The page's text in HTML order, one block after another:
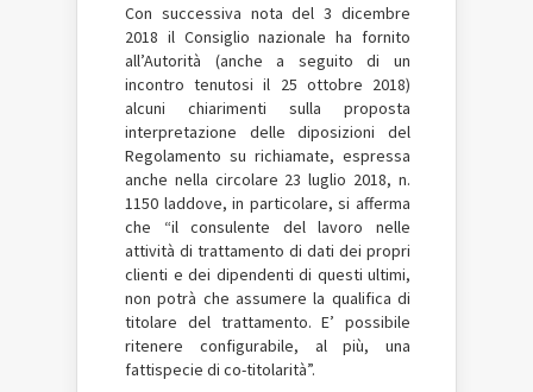
Con successiva nota del 3 dicembre
2018 il Consiglio nazionale ha fornito
all’Autorità (anche a seguito di un
incontro tenutosi il 25 ottobre 2018)
alcuni chiarimenti sulla proposta
interpretazione delle diposizioni del
Regolamento su richiamate, espressa
anche nella circolare 23 luglio 2018, n.
1150 laddove, in particolare, si afferma
che “il consulente del lavoro nelle
attività di trattamento di dati dei propri
clienti e dei dipendenti di questi ultimi,
non potrà che assumere la qualifica di
titolare del trattamento. E’ possibile
ritenere configurabile, al più, una
fattispecie di co-titolarità”.